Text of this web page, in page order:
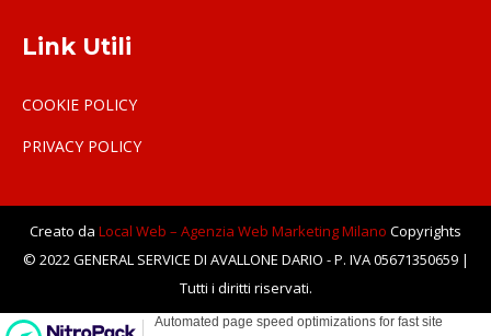
Link Utili
COOKIE POLICY
PRIVACY POLICY
Creato da Local Web – Agenzia Web Marketing Milano Copyrights
© 2022 GENERAL SERVICE DI AVALLONE DARIO - P. IVA 05671350659 |
Tutti i diritti riservati.